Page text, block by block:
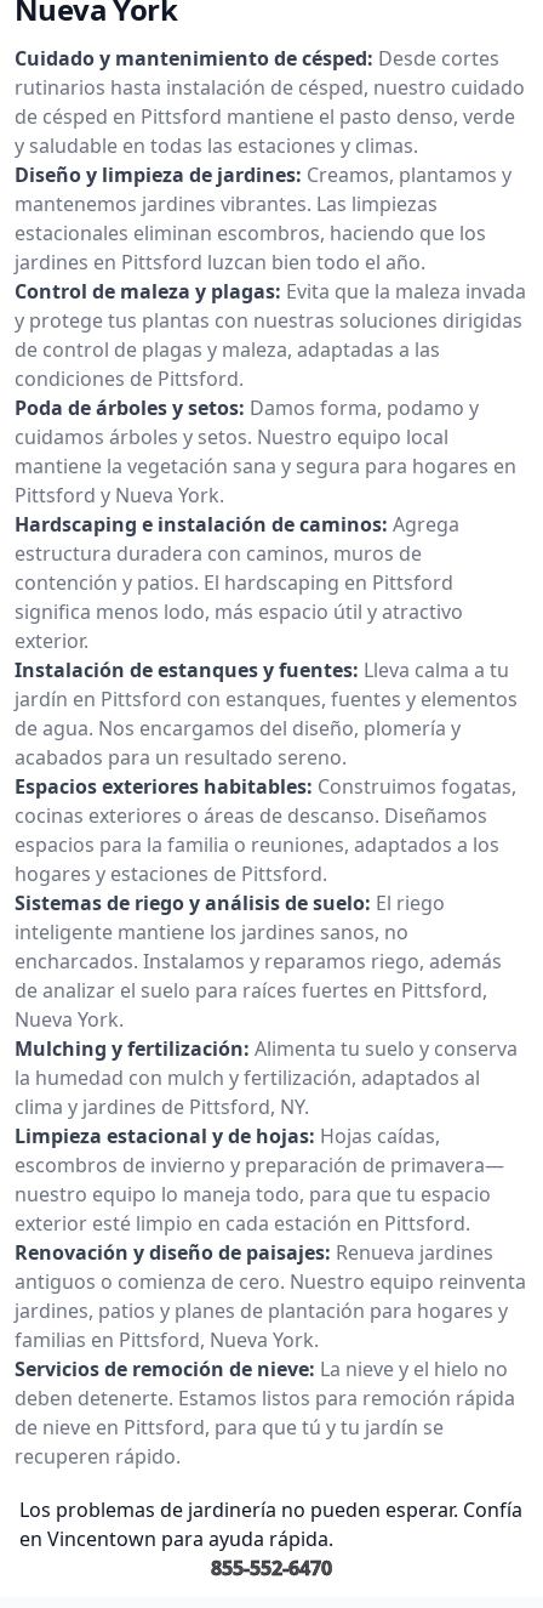
Nueva York
Cuidado y mantenimiento de césped: Desde cortes
rutinarios hasta instalación de césped, nuestro cuidado
de césped en Pittsford mantiene el pasto denso, verde
y saludable en todas las estaciones y climas.
Diseño y limpieza de jardines: Creamos, plantamos y
mantenemos jardines vibrantes. Las limpiezas
estacionales eliminan escombros, haciendo que los
jardines en Pittsford luzcan bien todo el año.
Control de maleza y plagas: Evita que la maleza invada
y protege tus plantas con nuestras soluciones dirigidas
de control de plagas y maleza, adaptadas a las
condiciones de Pittsford.
Poda de árboles y setos: Damos forma, podamo y
cuidamos árboles y setos. Nuestro equipo local
mantiene la vegetación sana y segura para hogares en
Pittsford y Nueva York.
Hardscaping e instalación de caminos: Agrega
estructura duradera con caminos, muros de
contención y patios. El hardscaping en Pittsford
significa menos lodo, más espacio útil y atractivo
exterior.
Instalación de estanques y fuentes: Lleva calma a tu
jardín en Pittsford con estanques, fuentes y elementos
de agua. Nos encargamos del diseño, plomería y
acabados para un resultado sereno.
Espacios exteriores habitables: Construimos fogatas,
cocinas exteriores o áreas de descanso. Diseñamos
espacios para la familia o reuniones, adaptados a los
hogares y estaciones de Pittsford.
Sistemas de riego y análisis de suelo: El riego
inteligente mantiene los jardines sanos, no
encharcados. Instalamos y reparamos riego, además
de analizar el suelo para raíces fuertes en Pittsford,
Nueva York.
Mulching y fertilización: Alimenta tu suelo y conserva
la humedad con mulch y fertilización, adaptados al
clima y jardines de Pittsford, NY.
Limpieza estacional y de hojas: Hojas caídas,
escombros de invierno y preparación de primavera—
nuestro equipo lo maneja todo, para que tu espacio
exterior esté limpio en cada estación en Pittsford.
Renovación y diseño de paisajes: Renueva jardines
antiguos o comienza de cero. Nuestro equipo reinventa
jardines, patios y planes de plantación para hogares y
familias en Pittsford, Nueva York.
Servicios de remoción de nieve: La nieve y el hielo no
deben detenerte. Estamos listos para remoción rápida
de nieve en Pittsford, para que tú y tu jardín se
recuperen rápido.
Los problemas de jardinería no pueden esperar. Confía
en Vincentown para ayuda rápida.
855-552-6470